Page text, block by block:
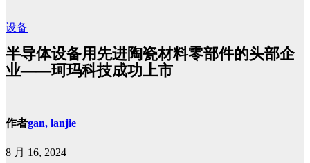
设备
半导体设备用先进陶瓷材料零部件的头部企
业——珂玛科技成功上市
作者gan, lanjie
8 月 16, 2024